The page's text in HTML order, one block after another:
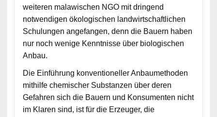
weiteren malawischen NGO mit dringend
notwendigen ökologischen landwirtschaftlichen
Schulungen angefangen, denn die Bauern haben
nur noch wenige Kenntnisse über biologischen
Anbau.
Die Einführung konventioneller Anbaumethoden
mithilfe chemischer Substanzen über deren
Gefahren sich die Bauern und Konsumenten nicht
im Klaren sind, ist für die Erzeuger, die